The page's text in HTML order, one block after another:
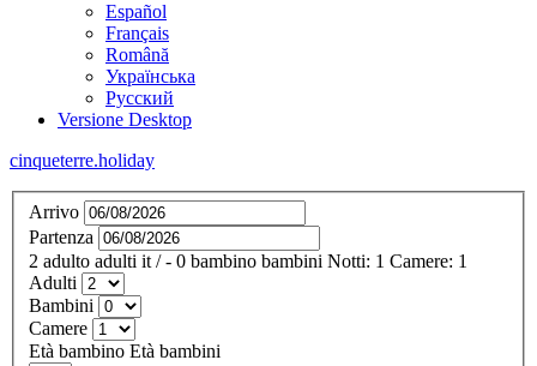
Español
Français
Română
Українська
Русский
Versione Desktop
cinqueterre.holiday
Arrivo
Partenza
2 adulto adulti it / - 0 bambino bambini Notti: 1 Camere: 1
Adulti
Bambini
Camere
Età bambino Età bambini